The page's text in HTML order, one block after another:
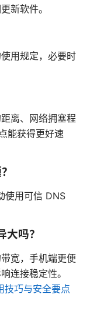
新软件。
用规定，必要时
离、网络拥塞程
能获得更好速
使用可信 DNS
吗？
宽，手机端更便
连接稳定性。
技巧与安全要点